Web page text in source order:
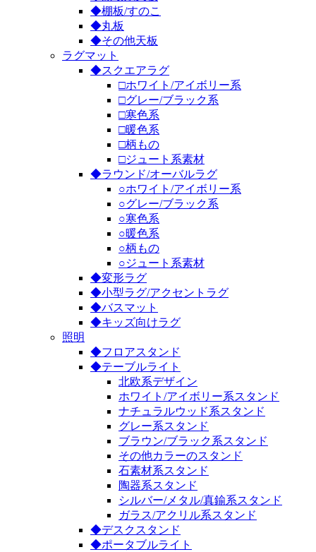
◆棚板/すのこ
◆丸板
◆その他天板
ラグマット
◆スクエアラグ
□ホワイト/アイボリー系
□グレー/ブラック系
□寒色系
□暖色系
□柄もの
□ジュート系素材
◆ラウンド/オーバルラグ
○ホワイト/アイボリー系
○グレー/ブラック系
○寒色系
○暖色系
○柄もの
○ジュート系素材
◆変形ラグ
◆小型ラグ/アクセントラグ
◆バスマット
◆キッズ向けラグ
照明
◆フロアスタンド
◆テーブルライト
北欧系デザイン
ホワイト/アイボリー系スタンド
ナチュラルウッド系スタンド
グレー系スタンド
ブラウン/ブラック系スタンド
その他カラーのスタンド
石素材系スタンド
陶器系スタンド
シルバー/メタル/真鍮系スタンド
ガラス/アクリル系スタンド
◆デスクスタンド
◆ポータブルライト